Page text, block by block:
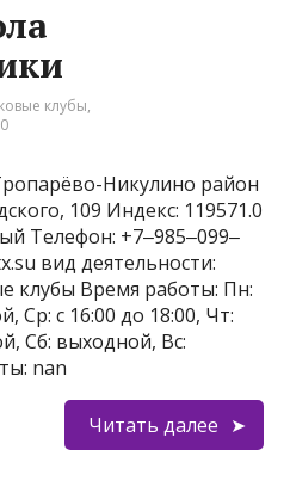
клубы,
Никулино район
109 Индекс: 119571.0
Телефон: +7‒985‒099‒
вид деятельности:
клубы Время работы: Пн:
Ср: с 16:00 до 18:00, Чт:
Сб: выходной, Вс:
nan
Читать далее